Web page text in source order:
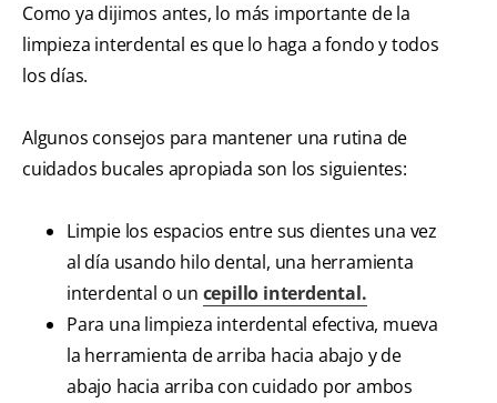
Como ya dijimos antes, lo más importante de la
limpieza interdental es que lo haga a fondo y todos
los días.
Algunos consejos para mantener una rutina de
cuidados bucales apropiada son los siguientes:
Limpie los espacios entre sus dientes una vez
al día usando hilo dental, una herramienta
interdental o un cepillo interdental.
Para una limpieza interdental efectiva, mueva
la herramienta de arriba hacia abajo y de
abajo hacia arriba con cuidado por ambos